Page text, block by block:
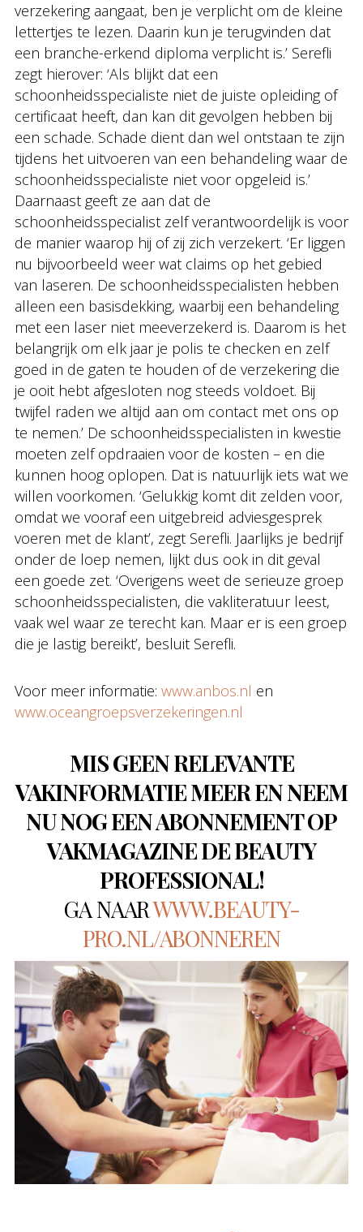
verzekering aangaat, ben je verplicht om de kleine
lettertjes te lezen. Daarin kun je terugvinden dat
een branche-erkend diploma verplicht is.’ Serefli
zegt hierover: ‘Als blijkt dat een
schoonheidsspecialiste niet de juiste opleiding of
certificaat heeft, dan kan dit gevolgen hebben bij
een schade. Schade dient dan wel ontstaan te zijn
tijdens het uitvoeren van een behandeling waar de
schoonheidsspecialiste niet voor opgeleid is.’
Daarnaast geeft ze aan dat de
schoonheidsspecialist zelf verantwoordelijk is voor
de manier waarop hij of zij zich verzekert. ‘Er liggen
nu bijvoorbeeld weer wat claims op het gebied
van laseren. De schoonheidsspecialisten hebben
alleen een basisdekking, waarbij een behandeling
met een laser niet meeverzekerd is. Daarom is het
belangrijk om elk jaar je polis te checken en zelf
goed in de gaten te houden of de verzekering die
je ooit hebt afgesloten nog steeds voldoet. Bij
twijfel raden we altijd aan om contact met ons op
te nemen.’ De schoonheidsspecialisten in kwestie
moeten zelf opdraaien voor de kosten – en die
kunnen hoog oplopen. Dat is natuurlijk iets wat we
willen voorkomen. ‘Gelukkig komt dit zelden voor,
omdat we vooraf een uitgebreid adviesgesprek
voeren met de klant’, zegt Serefli. Jaarlijks je bedrijf
onder de loep nemen, lijkt dus ook in dit geval
een goede zet. ‘Overigens weet de serieuze groep
schoonheidsspecialisten, die vakliteratuur leest,
vaak wel waar ze terecht kan. Maar er is een groep
die je lastig bereikt’, besluit Serefli.
Voor meer informatie: www.anbos.nl en
www.oceangroepsverzekeringen.nl
MIS GEEN RELEVANTE
VAKINFORMATIE MEER EN NEEM
NU NOG EEN ABONNEMENT OP
VAKMAGAZINE DE BEAUTY
PROFESSIONAL!
GA NAARWWW.BEAUTY-
PRO.NL/ABONNEREN